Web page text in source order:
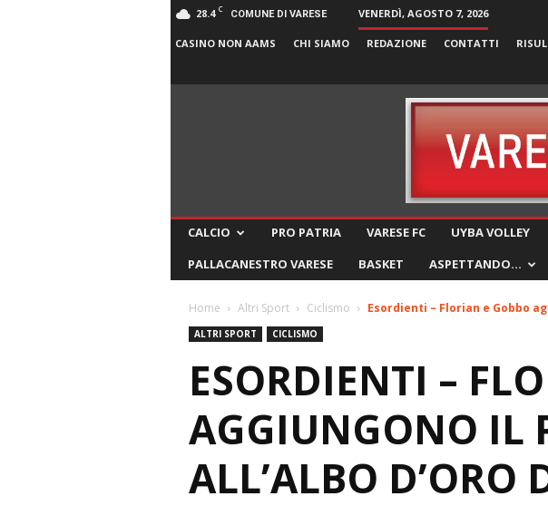
28.4 C COMUNE DI VARESE VENERDÌ, AGOSTO 7, 2026
CASINO NON AAMS CHI SIAMO REDAZIONE CONTATTI
CALCIO PRO PATRIA VARESE FC UYBA VOLLEY
PALLACANESTRO VARESE
BASKET ASPETTANDO…
Home Altri Sport Ciclismo Esordienti – Florian e Gobbo
ALTRI SPORT CICLISMO
ESORDIENTI –
AGGIUNGONO IL
ALL’ALBO D’ORO